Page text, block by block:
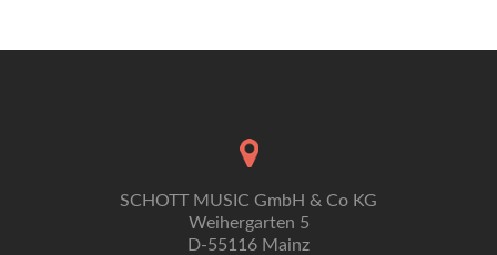
SCHOTT MUSIC GmbH & Co KG
Weihergarten 5
D-55116 Mainz